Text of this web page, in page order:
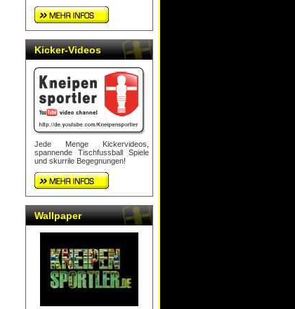
Kicker-Videos
Jede Menge Kickervideos,
spannende Tischfussball Spiele
und skurrile Begegnungen!
Wallpaper